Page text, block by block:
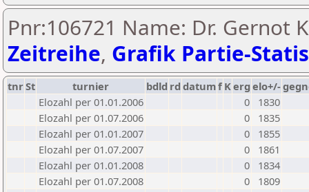
Pnr:106721 Name: Dr. Gernot
Zeitreihe, Grafik Partie-
tnrSt turnier bdld rd datumf Kerg elo+/-
Elozahl per 01.01.2006
0
1830
Elozahl per 01.07.2006
0
1835
Elozahl per 01.01.2007
0
1855
Elozahl per 01.07.2007
0
1861
Elozahl per 01.01.2008
0
1834
Elozahl per 01.07.2008
0
1809